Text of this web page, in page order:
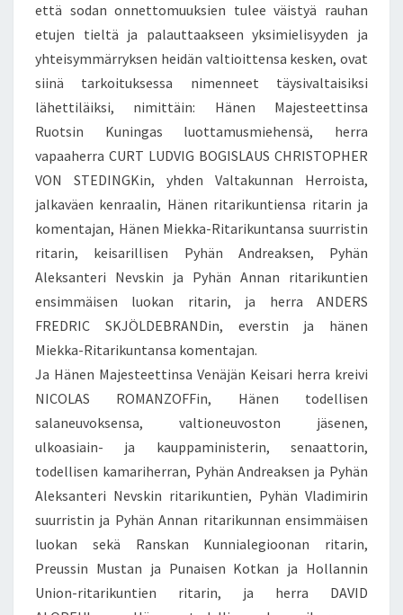
että sodan onnettomuuksien tulee väistyä rauhan
etujen tieltä ja palauttaakseen yksimielisyyden ja
yhteisymmärryksen heidän valtioittensa kesken, ovat
siinä tarkoituksessa nimenneet täysivaltaisiksi
lähettiläiksi, nimittäin: Hänen Majesteettinsa
Ruotsin Kuningas luottamusmiehensä, herra
vapaaherra CURT LUDVIG BOGISLAUS CHRISTOPHER
VON STEDINGKin, yhden Valtakunnan Herroista,
jalkaväen kenraalin, Hänen ritarikuntiensa ritarin ja
komentajan, Hänen Miekka-Ritarikuntansa suurristin
ritarin, keisarillisen Pyhän Andreaksen, Pyhän
Aleksanteri Nevskin ja Pyhän Annan ritarikuntien
ensimmäisen luokan ritarin, ja herra ANDERS
FREDRIC SKJÖLDEBRANDin, everstin ja hänen
Miekka-Ritarikuntansa komentajan.
Ja Hänen Majesteettinsa Venäjän Keisari herra kreivi
NICOLAS ROMANZOFFin, Hänen todellisen
salaneuvoksensa, valtioneuvoston jäsenen,
ulkoasiain- ja kauppaministerin, senaattorin,
todellisen kamariherran, Pyhän Andreaksen ja Pyhän
Aleksanteri Nevskin ritarikuntien, Pyhän Vladimirin
suurristin ja Pyhän Annan ritarikunnan ensimmäisen
luokan sekä Ranskan Kunnialegioonan ritarin,
Preussin Mustan ja Punaisen Kotkan ja Hollannin
Union-ritarikuntien ritarin, ja herra DAVID